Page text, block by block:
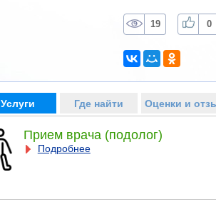
19 0
Услуги Где найти Оценки и
Прием врача (подолог)
Подробнее